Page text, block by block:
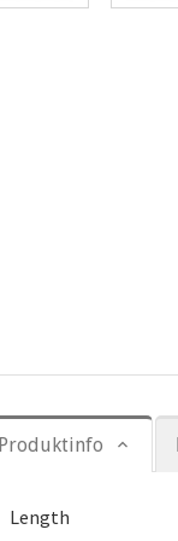
Produktinfo
Length